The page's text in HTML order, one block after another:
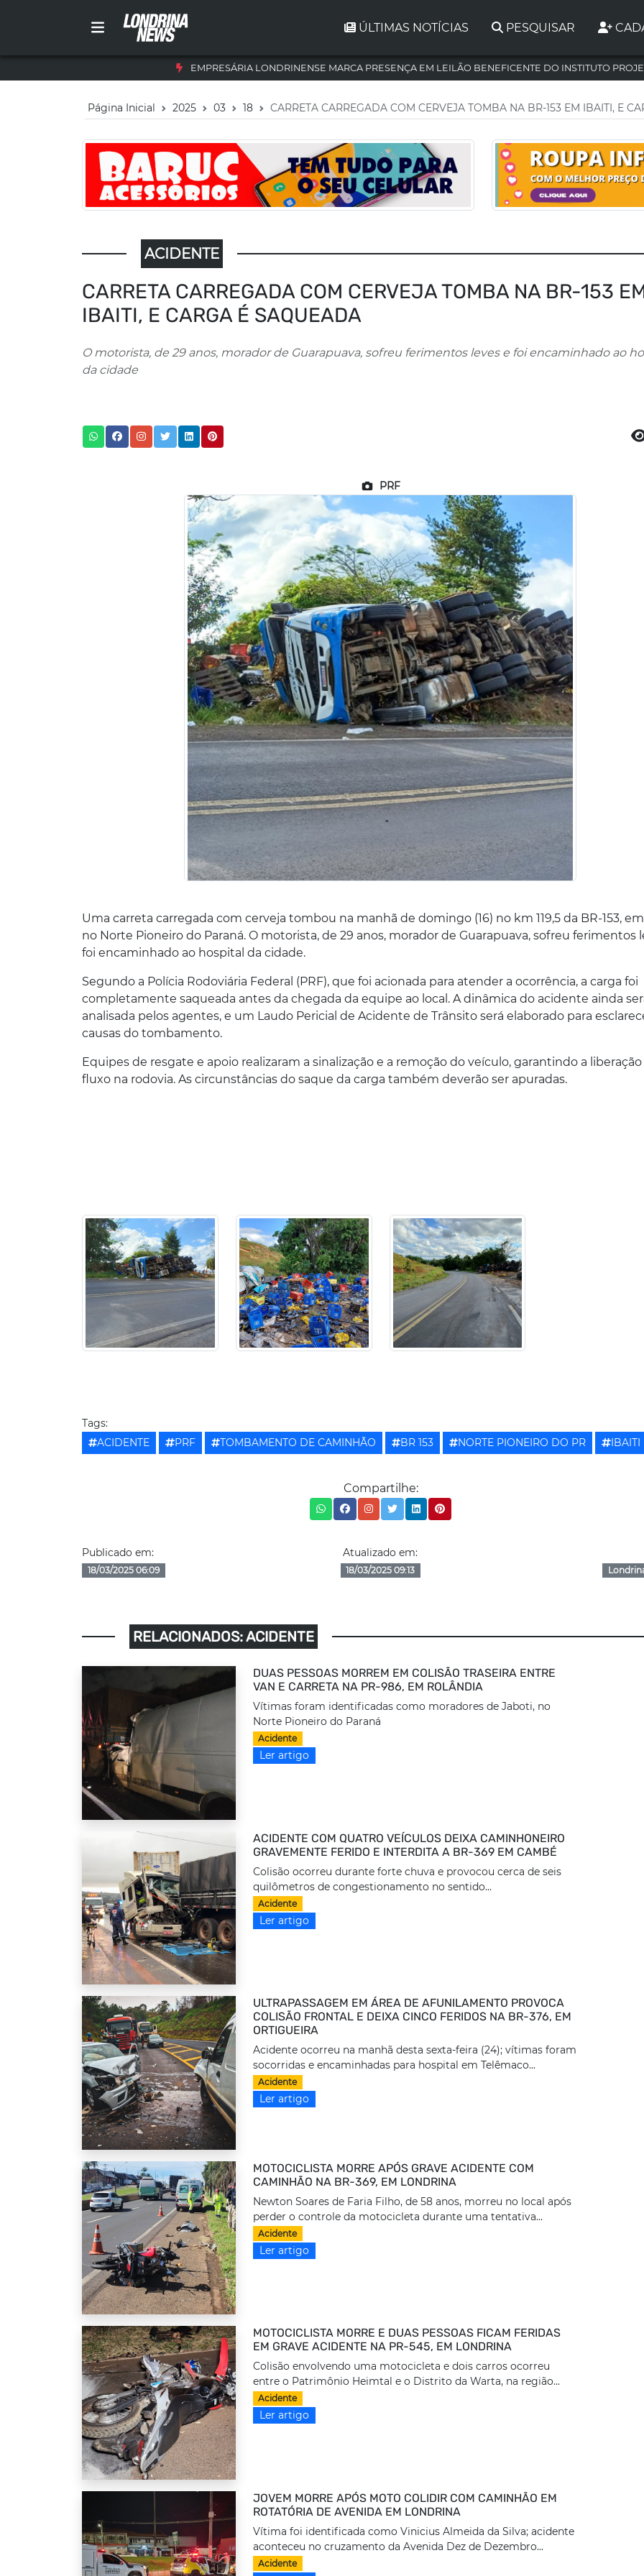
ÚLTIMAS NOTÍCIAS PESQUISAR
EMPRESÁRIA LONDRINENSE MARCA PRESENÇA EM LEILÃO BENEFICENTE DO INSTITUTO
Página Inicial 2025 03 18 CARRETA CARREGADA COM CERVEJA TOMBA NA BR-153 EM IBAITI, E
ACIDENTE
CARRETA CARREGADA COM CERVEJA TOMBA NA BR-153
IBAITI, E CARGA É SAQUEADA
O motorista, de 29 anos, morador de Guarapuava, sofreu ferimentos leves e foi encaminhado ao
da cidade
PRF
Uma carreta carregada com cerveja tombou na manhã de domingo (16) no km 119,5 da BR-153,
no Norte Pioneiro do Paraná. O motorista, de 29 anos, morador de Guarapuava, sofreu ferimentos
foi encaminhado ao hospital da cidade.
Segundo a Polícia Rodoviária Federal (PRF), que foi acionada para atender a ocorrência, a carga foi
completamente saqueada antes da chegada da equipe ao local. A dinâmica do acidente ainda
analisada pelos agentes, e um Laudo Pericial de Acidente de Trânsito será elaborado para
causas do tombamento.
Equipes de resgate e apoio realizaram a sinalização e a remoção do veículo, garantindo a
fluxo na rodovia. As circunstâncias do saque da carga também deverão ser apuradas.
Tags:
ACIDENTE
PRF TOMBAMENTO DE CAMINHÃO BR 153 NORTE PIONEIRO DO PR IBAITI
Compartilhe:
Publicado em:
18/03/2025 06:09
Atualizado em:
18/03/2025 09:13
RELACIONADOS: ACIDENTE
DUAS PESSOAS MORREM EM COLISÃO TRASEIRA ENTRE
VAN E CARRETA NA PR-986, EM ROLÂNDIA
Vítimas foram identificadas como moradores de Jaboti, no
Norte Pioneiro do Paraná
Acidente
Ler artigo
ACIDENTE COM QUATRO VEÍCULOS DEIXA CAMINHONEIRO
GRAVEMENTE FERIDO E INTERDITA A BR-369 EM CAMBÉ
Colisão ocorreu durante forte chuva e provocou cerca de seis
quilômetros de congestionamento no sentido...
Acidente
Ler artigo
ULTRAPASSAGEM EM ÁREA DE AFUNILAMENTO PROVOCA
COLISÃO FRONTAL E DEIXA CINCO FERIDOS NA BR-376, EM
ORTIGUEIRA
Acidente ocorreu na manhã desta sexta-feira (24); vítimas foram
socorridas e encaminhadas para hospital em Telêmaco...
Acidente
Ler artigo
MOTOCICLISTA MORRE APÓS GRAVE ACIDENTE COM
CAMINHÃO NA BR-369, EM LONDRINA
Newton Soares de Faria Filho, de 58 anos, morreu no local após
perder o controle da motocicleta durante uma tentativa...
Acidente
Ler artigo
MOTOCICLISTA MORRE E DUAS PESSOAS FICAM FERIDAS
EM GRAVE ACIDENTE NA PR-545, EM LONDRINA
Colisão envolvendo uma motocicleta e dois carros ocorreu
entre o Patrimônio Heimtal e o Distrito da Warta, na região...
Acidente
Ler artigo
JOVEM MORRE APÓS MOTO COLIDIR COM CAMINHÃO EM
ROTATÓRIA DE AVENIDA EM LONDRINA
Vítima foi identificada como Vinicius Almeida da Silva; acidente
aconteceu no cruzamento da Avenida Dez de Dezembro...
Acidente